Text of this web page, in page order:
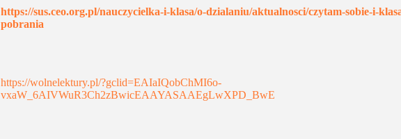
https://sus.ceo.org.pl/nauczycielka-i-klasa/o-dzialaniu/aktualnosci/czytam-sobie-i-
pobrania
https://wolnelektury.pl/?gclid=EAIaIQobChMI6o-
vxaW_6AIVWuR3Ch2zBwicEAAYASAAEgLwXPD_BwE